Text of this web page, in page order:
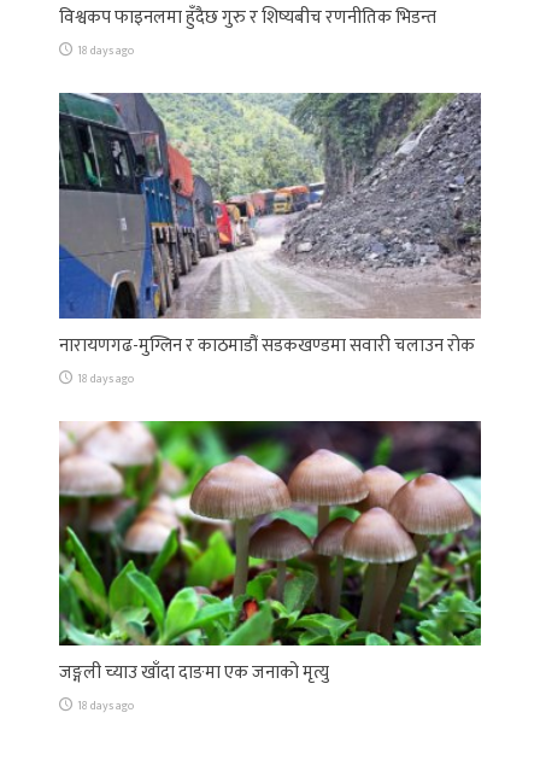
विश्वकप फाइनलमा हुँदैछ गुरु र शिष्यबीच रणनीतिक भिडन्त
18 days ago
नारायणगढ-मुग्लिन र काठमाडौं सडकखण्डमा सवारी चलाउन रोक
18 days ago
जङ्गली च्याउ खाँदा दाङमा एक जनाको मृत्यु
18 days ago